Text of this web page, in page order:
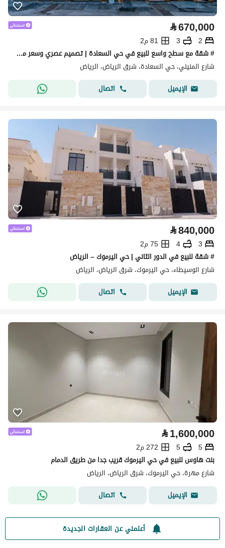
⃁670,000
2
3
81 م2
# شقة مع سطح واسع للبيع في حي السعادة | تصميم عصري وسعر مميز
شارع المنيني، حي السعادة، شرق الرياض، الرياض
الإيميل
اتصال
⃁840,000
3
4
75 م2
# شقة للبيع في الدور الثاني | حي اليرموك – الرياض
شارع الوسيطاء، حي اليرموك، شرق الرياض، الرياض
الإيميل
اتصال
⃁1,600,000
5
5
272 م2
بنت هاوس للبيع في حي اليرموك قريب جدا من طريق الدمام
شارع مهرة، حي اليرموك، شرق الرياض، الرياض
الإيميل
اتصال
أعلمني عن العقارات الجديدة